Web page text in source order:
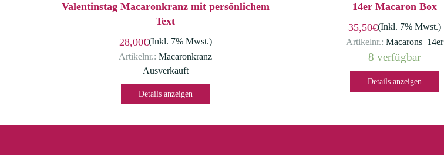
Valentinstag Macaronkranz mit persönlichem
Text
28,00€(Inkl. 7% Mwst.)
Artikelnr.: Macaronkranz
Ausverkauft
Details anzeigen
14er Macaron Box
35,50€(Inkl. 7% Mwst.)
Artikelnr.: Macarons_14er
8 verfügbar
Details anzeigen